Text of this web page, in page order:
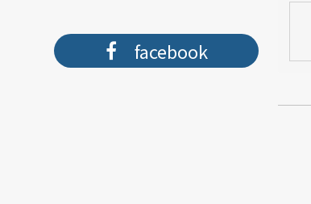
facebook